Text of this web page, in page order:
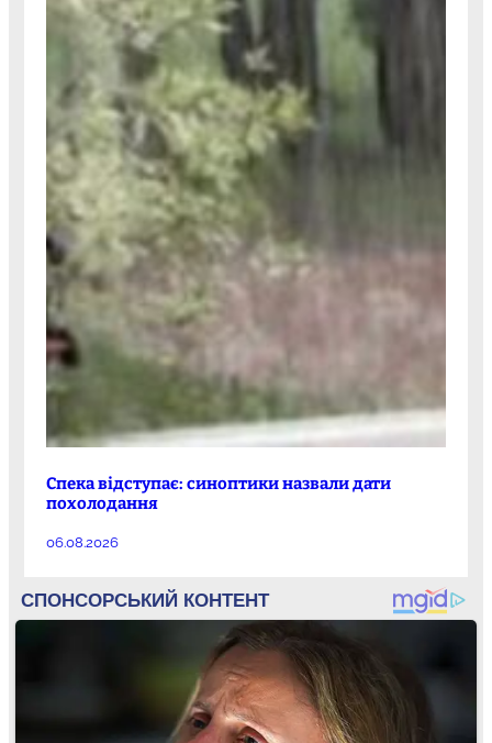
Спека відступає: синоптики назвали дати
похолодання
06.08.2026